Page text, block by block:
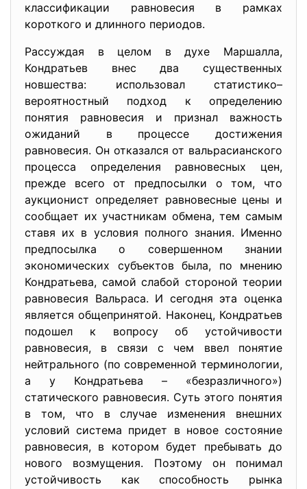
классификации равновесия в рамках
короткого и длинного периодов.
Рассуждая в целом в духе Маршалла,
Кондратьев внес два существенных
новшества: использовал статистико–
вероятностный подход к определению
понятия равновесия и признал важность
ожиданий в процессе достижения
равновесия. Он отказался от вальрасианского
процесса определения равновесных цен,
прежде всего от предпосылки о том, что
аукционист определяет равновесные цены и
сообщает их участникам обмена, тем самым
ставя их в условия полного знания. Именно
предпосылка о совершенном знании
экономических субъектов была, по мнению
Кондратьева, самой слабой стороной теории
равновесия Вальраса. И сегодня эта оценка
является общепринятой. Наконец, Кондратьев
подошел к вопросу об устойчивости
равновесия, в связи с чем ввел понятие
нейтрального (по современной терминологии,
а у Кондратьева – «безразличного»)
статического равновесия. Суть этого понятия
в том, что в случае изменения внешних
условий система придет в новое состояние
равновесия, в котором будет пребывать до
нового возмущения. Поэтому он понимал
устойчивость как способность рынка